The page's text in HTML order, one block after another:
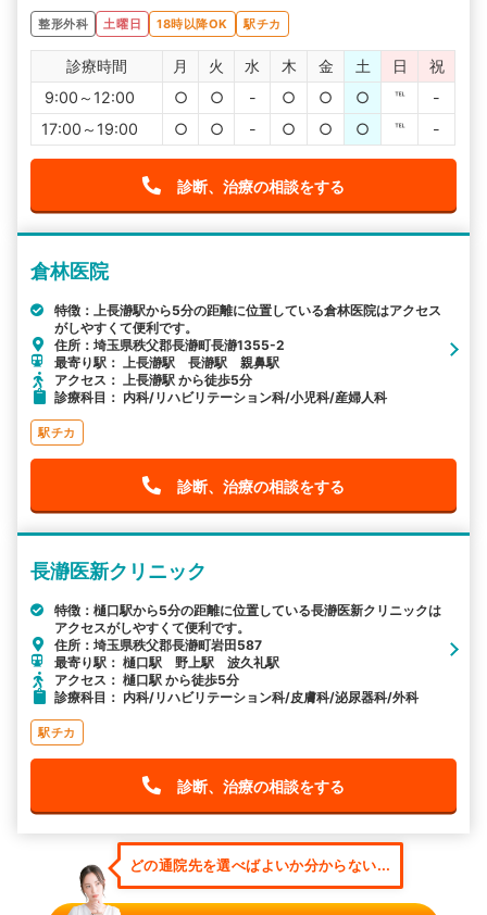
整形外科 土曜日 18時以降OK 駅チカ
診療時間 月 火 水 木 金 土 日
祝
9:00～12:00
○ ○ - ○ ○ ○ ℡
-
17:00～19:00
○ ○ - ○ ○ ○ ℡ -
診断、治療の相談をする
倉林医院
特徴：上長瀞駅から5分の距離に位置している倉林医院はアクセス
がしやすくて便利です。
住所：埼玉県秩父郡長瀞町長瀞1355-2
最寄り駅： 上長瀞駅 長瀞駅 親鼻駅
アクセス： 上長瀞駅 から徒歩5分
診療科目： 内科/リハビリテーション科/小児科/産婦人科
駅チカ
診断、治療の相談をする
長瀞医新クリニック
特徴：樋口駅から5分の距離に位置している長瀞医新クリニックは
アクセスがしやすくて便利です。
住所：埼玉県秩父郡長瀞町岩田587
最寄り駅： 樋口駅 野上駅 波久礼駅
アクセス： 樋口駅 から徒歩5分
診療科目： 内科/リハビリテーション科/皮膚科/泌尿器科/外科
駅チカ
診断、治療の相談をする
どの通院先を選べばよいか分からない...